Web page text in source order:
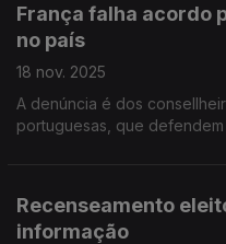
França falha acordo
no país
18 nov. 2025
A denúncia é dos
portuguesas, que
Recenseamento
informação